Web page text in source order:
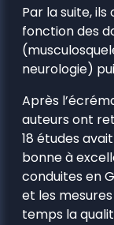
Par la suite,
fonction des
neurologie)
Après
auteurs ont
18 études
bonne à
conduites en
et les
temps la